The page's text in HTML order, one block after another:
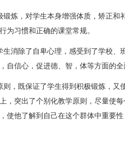
炼，对学生本身增强体质，矫正和
为习惯和正确的课堂常规。
消除了自卑心理，感受到了学校、
信心，促进德、智，体等方面的全
，既保证了学生得到积极锻炼，又
，突出了个别化教学原则，尽量使
使他了解到自己在这个群体中重要